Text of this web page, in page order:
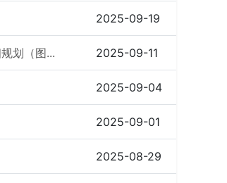
2025-09-19
划（图... 2025-09-11
2025-09-04
2025-09-01
2025-08-29